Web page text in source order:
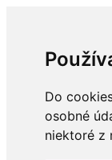
Do
osobné
niektoré z